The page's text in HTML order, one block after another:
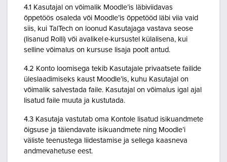
4.1 Kasutajal on võimalik Moodle’is läbiviidavas
õppetöös osaleda või Moodle’is õppetööd läbi viia vaid
siis, kui TalTech on loonud Kasutajaga vastava seose
(lisanud Rolli) või avalikel e-kursustel külalisena, kui
selline võimalus on kursuse lisaja poolt antud.
4.2 Konto loomisega tekib Kasutajale privaatsete failide
üleslaadimiseks kaust Moodle’is, kuhu Kasutajal on
võimalik salvestada faile. Kasutajal on võimalus igal ajal
lisatud faile muuta ja kustutada.
4.3 Kasutaja vastutab oma Kontole lisatud isikuandmete
õigsuse ja täiendavate isikuandmete ning Moodle’i
väliste teenustega liidestamise ja sellega kaasneva
andmevahetuse eest.